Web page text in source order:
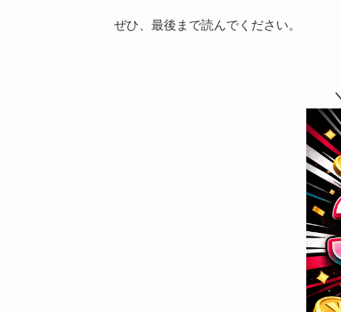
ぜひ、最後まで読んでください。